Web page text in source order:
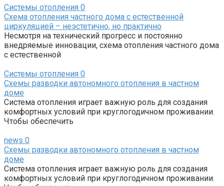
Системы отопления 0
Схема отопления частного дома с естественной
циркуляцией – неэстетично, но практично
Несмотря на технический прогресс и постоянно
внедряемые инновации, схема отопления частного дома
с естественной
Системы отопления 0
Схемы разводки автономного отопления в частном
доме
Система отопления играет важную роль для создания
комфортных условий при круглогодичном проживании.
Чтобы обеспечить
news 0
Схемы разводки автономного отопления в частном
доме
Система отопления играет важную роль для создания
комфортных условий при круглогодичном проживании.